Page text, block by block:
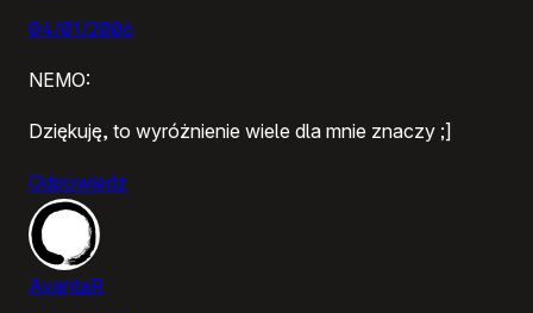
04/01/2006
NEMO:
Dziękuję, to wyróżnienie wiele dla mnie znaczy ;]
Odpowiedz
AvantaR